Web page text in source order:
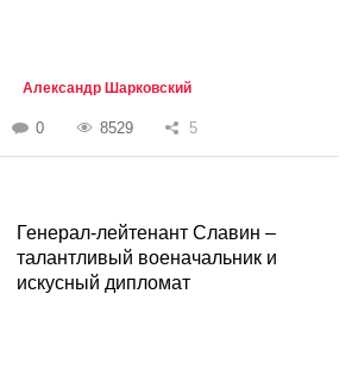
Александр Шарковский
0 8529 5
Генерал-лейтенант Славин –
талантливый военачальник и
искусный дипломат